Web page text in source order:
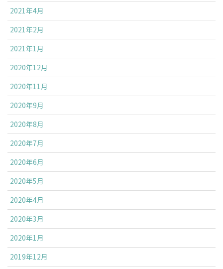
2021年4月
2021年2月
2021年1月
2020年12月
2020年11月
2020年9月
2020年8月
2020年7月
2020年6月
2020年5月
2020年4月
2020年3月
2020年1月
2019年12月